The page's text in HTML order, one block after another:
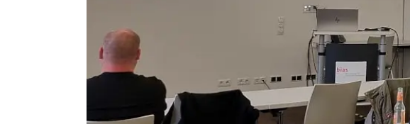
EMSLAND
BEZIRKSVERBAND ROSTOCK
BEZIRKSVERBAND SCHWERIN
BEZIRKSVERBAND SÜD-OST-
NIEDERSACHSEN
BEZIRKSVERBAND
BEZIRKSVERBAND WESER-EMS